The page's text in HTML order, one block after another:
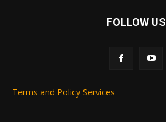
FOLLOW US
Terms and Policy Services